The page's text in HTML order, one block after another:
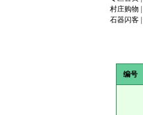
村庄购物
石器闪客
编号